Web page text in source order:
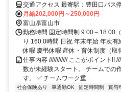
月給202,000円～250,000円
富山県富山市
勤務時間 固定時間制 9:00～18:00
り 160.0時間 日祝 年末年始 年次
休暇 慶弔休暇 産休・育休制度（取
仕事内容 //////////// ここがポイント!!
数が未経験スタート。 チームでの
す。 ✅ チームワーク重...
社会保険あり 車通勤OK 固定時間制 賞与